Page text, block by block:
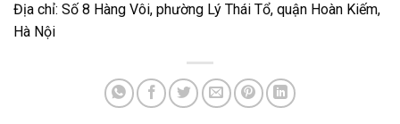
Địa chỉ: Số 8 Hàng Vôi, phường Lý Thái Tổ, quận Hoàn Kiếm,
Hà Nội